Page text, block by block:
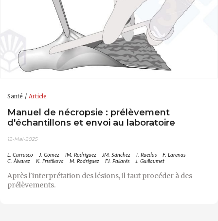
Santé Article
Manuel de nécropsie : prélèvement
d'échantillons et envoi au laboratoire
12-Mai-2025
L. Carrasco J. Gómez IM. Rodríguez JM. Sánchez I. Ruedas
F. Larenas
C. Álvarez
K. Fristikova M. Rodríguez FJ. Pallarés J. Guillaumet
Après l'interprétation des lésions, il faut procéder à des
prélèvements.